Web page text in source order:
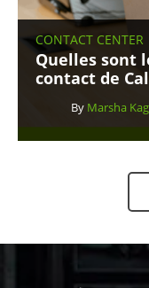
CONTACT CENTER
Quelles sont
contact de
By Marsha